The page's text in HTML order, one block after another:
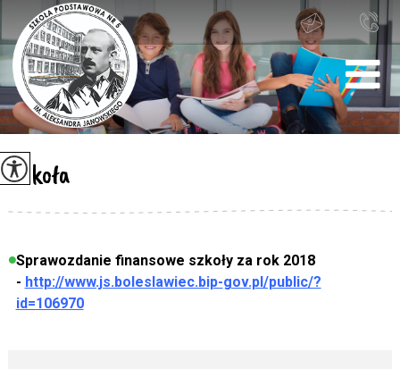
Szkoła
Sprawozdanie finansowe szkoły za rok 2018
- http://www.js.boleslawiec.bip-gov.pl/public/?
id=106970